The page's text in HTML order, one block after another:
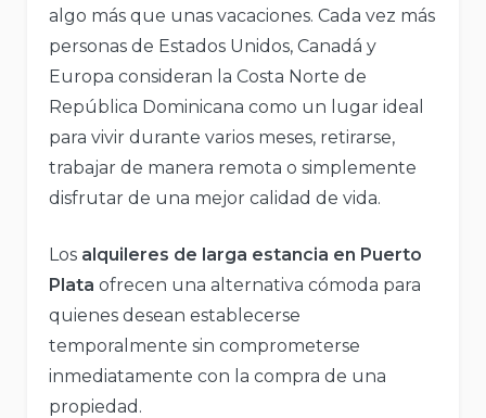
algo más que unas vacaciones. Cada vez más
personas de Estados Unidos, Canadá y
Europa consideran la Costa Norte de
República Dominicana como un lugar ideal
para vivir durante varios meses, retirarse,
trabajar de manera remota o simplemente
disfrutar de una mejor calidad de vida.
Los alquileres de larga estancia en Puerto
Plata ofrecen una alternativa cómoda para
quienes desean establecerse
temporalmente sin comprometerse
inmediatamente con la compra de una
propiedad.